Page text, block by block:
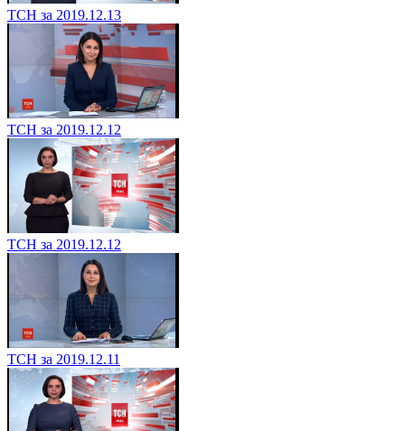
ТСН за 2019.12.13
ТСН за 2019.12.12
ТСН за 2019.12.12
ТСН за 2019.12.11